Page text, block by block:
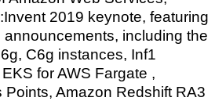
2019 keynote, featuring
including the
C6g instances, Inf1
for AWS Fargate ,
Amazon Redshift RA3